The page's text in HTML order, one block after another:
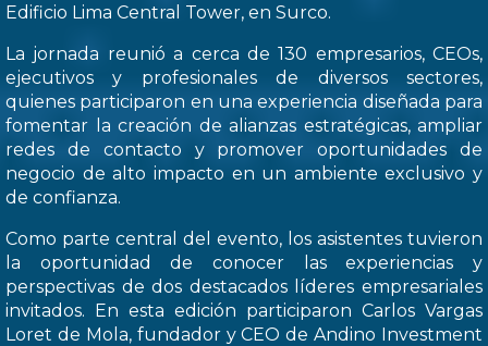
Edificio Lima Central Tower, en Surco.
La jornada reunió a cerca de 130 empresarios, CEOs,
ejecutivos y profesionales de diversos sectores,
quienes participaron en una experiencia diseñada para
fomentar la creación de alianzas estratégicas, ampliar
redes de contacto y promover oportunidades de
negocio de alto impacto en un ambiente exclusivo y
de confianza.
Como parte central del evento, los asistentes tuvieron
la oportunidad de conocer las experiencias y
perspectivas de dos destacados líderes empresariales
invitados. En esta edición participaron Carlos Vargas
Loret de Mola, fundador y CEO de Andino Investment